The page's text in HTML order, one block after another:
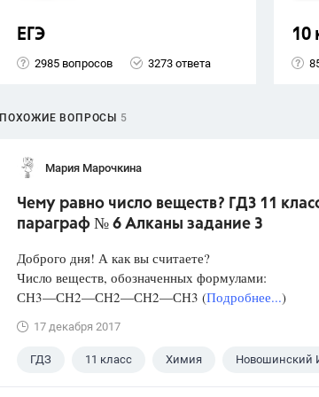
ЕГЭ
2985 вопросов 3273 ответа
10
ПОХОЖИЕ ВОПРОСЫ 5
Мария Марочкина
Чему равно число веществ? ГДЗ 11
параграф № 6 Алканы задание 3
Доброго дня! А как вы считаете?
Число веществ, обозначенных формулами:
СН3—СН2—СН2—СН2—СН3 (Подробнее...)
17 декабря 2017
ГДЗ 11 класс Химия Новошинский